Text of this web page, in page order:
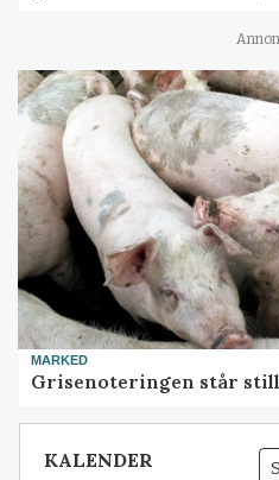
MARKED
Grisenoteringen står
KALENDER